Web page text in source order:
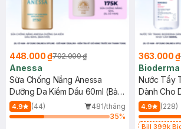
448.000 ₫702.000 ₫
Anessa
Sữa Chống Nắng Anessa
Dưỡng Da Kiềm Dầu 60ml (Bản
Mới)
4.9 (44)
481/tháng
35%
363.000 ₫
Bioderma
Nước Tẩy
Dành Cho
4.9 (228)
Bill 399k